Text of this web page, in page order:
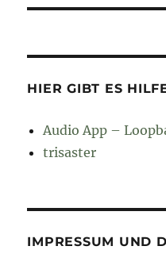
HIER GIBT ES
Audio App –
trisaster
IMPRESSUM UND